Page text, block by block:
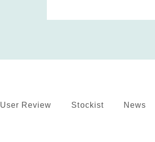
User Review Stockist News